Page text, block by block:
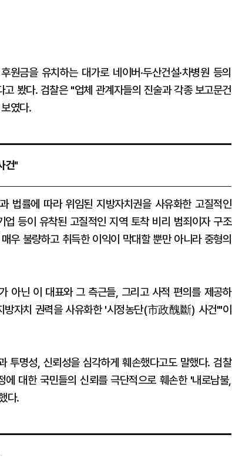
금을 유치하는 대가로 네이버·두산건설·차병원 등의
봤다. 검찰은 "업체 관계자들의 진술과 각종 보고문건
였다.
건"
법률에 따라 위임된 지방자치권을 사유화한 고질적인
등이 유착된 고질적인 지역 토착 비리 범죄이자 구조
우 불량하고 취득한 이익이 막대할 뿐만 아니라 중형의
아닌 이 대표와 그 측근들, 그리고 사적 편의를 제공하
방자치 권력을 사유화한 '시정농단(市政醜斷) 사건'"이
투명성, 신뢰성을 심각하게 훼손했다고도 말했다. 검찰
대한 국민들의 신뢰를 극단적으로 훼손한 '내로남불,
다.